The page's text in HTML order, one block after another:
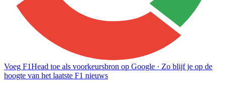
Voeg F1Head toe als voorkeursbron op Google · Zo blijf je op de
hoogte van het laatste F1 nieuws